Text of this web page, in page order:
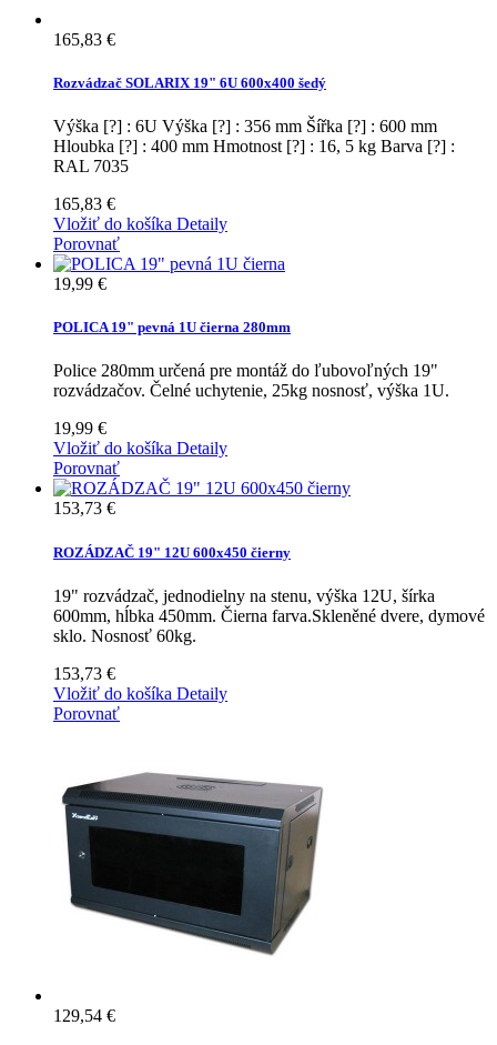
165,83 €
Rozvádzač SOLARIX 19" 6U 600x400 šedý
Výška [?] : 6U Výška [?] : 356 mm Šířka [?] : 600 mm
Hloubka [?] : 400 mm Hmotnost [?] : 16, 5 kg Barva [?] :
RAL 7035
165,83 €
Vložiť do košíka Detaily
Porovnať
19,99 €
POLICA 19" pevná 1U čierna 280mm
Police 280mm určená pre montáž do ľubovoľných 19"
rozvádzačov. Čelné uchytenie, 25kg nosnosť, výška 1U.
19,99 €
Vložiť do košíka Detaily
Porovnať
153,73 €
ROZÁDZAČ 19" 12U 600x450 čierny
19" rozvádzač, jednodielny na stenu, výška 12U, šírka
600mm, hĺbka 450mm. Čierna farva.Skleněné dvere, dymové
sklo. Nosnosť 60kg.
153,73 €
Vložiť do košíka Detaily
Porovnať
129,54 €